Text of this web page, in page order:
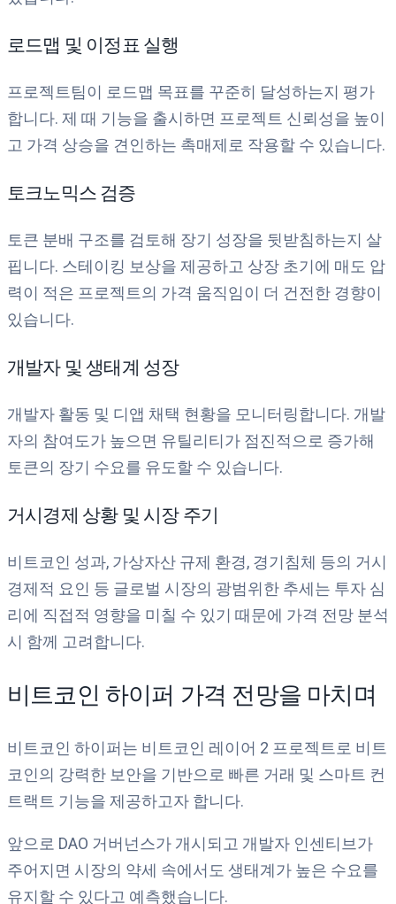
로드맵 및 이정표 실행
프로젝트팀이 로드맵 목표를 꾸준히 달성하는지 평가
합니다. 제 때 기능을 출시하면 프로젝트 신뢰성을 높이
고 가격 상승을 견인하는 촉매제로 작용할 수 있습니다.
토크노믹스 검증
토큰 분배 구조를 검토해 장기 성장을 뒷받침하는지 살
핍니다. 스테이킹 보상을 제공하고 상장 초기에 매도 압
력이 적은 프로젝트의 가격 움직임이 더 건전한 경향이
있습니다.
개발자 및 생태계 성장
개발자 활동 및 디앱 채택 현황을 모니터링합니다. 개발
자의 참여도가 높으면 유틸리티가 점진적으로 증가해
토큰의 장기 수요를 유도할 수 있습니다.
거시경제 상황 및 시장 주기
비트코인 성과, 가상자산 규제 환경, 경기침체 등의 거시
경제적 요인 등 글로벌 시장의 광범위한 추세는 투자 심
리에 직접적 영향을 미칠 수 있기 때문에 가격 전망 분석
시 함께 고려합니다.
비트코인 하이퍼 가격 전망을 마치며
비트코인 하이퍼는 비트코인 레이어 2 프로젝트로 비트
코인의 강력한 보안을 기반으로 빠른 거래 및 스마트 컨
트랙트 기능을 제공하고자 합니다.
앞으로 DAO 거버넌스가 개시되고 개발자 인센티브가
주어지면 시장의 약세 속에서도 생태계가 높은 수요를
유지할 수 있다고 예측했습니다.